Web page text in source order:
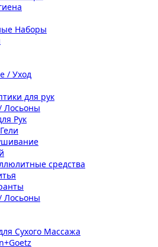
Наборы
/ Уход
для рук
Лосьоны
Рук
средства
Лосьоны
Сухого Массажа